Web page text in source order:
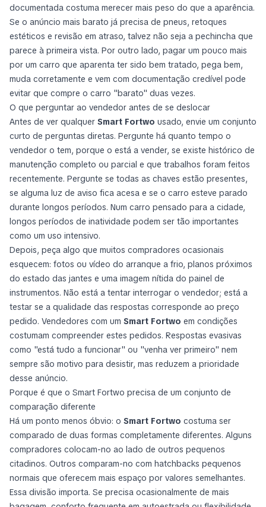
documentada costuma merecer mais peso do que a aparência.
Se o anúncio mais barato já precisa de pneus, retoques
estéticos e revisão em atraso, talvez não seja a pechincha que
parece à primeira vista. Por outro lado, pagar um pouco mais
por um carro que aparenta ter sido bem tratado, pega bem,
muda corretamente e vem com documentação credível pode
evitar que compre o carro "barato" duas vezes.
O que perguntar ao vendedor antes de se deslocar
Antes de ver qualquer Smart Fortwo usado, envie um conjunto
curto de perguntas diretas. Pergunte há quanto tempo o
vendedor o tem, porque o está a vender, se existe histórico de
manutenção completo ou parcial e que trabalhos foram feitos
recentemente. Pergunte se todas as chaves estão presentes,
se alguma luz de aviso fica acesa e se o carro esteve parado
durante longos períodos. Num carro pensado para a cidade,
longos períodos de inatividade podem ser tão importantes
como um uso intensivo.
Depois, peça algo que muitos compradores ocasionais
esquecem: fotos ou vídeo do arranque a frio, planos próximos
do estado das jantes e uma imagem nítida do painel de
instrumentos. Não está a tentar interrogar o vendedor; está a
testar se a qualidade das respostas corresponde ao preço
pedido. Vendedores com um Smart Fortwo em condições
costumam compreender estes pedidos. Respostas evasivas
como "está tudo a funcionar" ou "venha ver primeiro" nem
sempre são motivo para desistir, mas reduzem a prioridade
desse anúncio.
Porque é que o Smart Fortwo precisa de um conjunto de
comparação diferente
Há um ponto menos óbvio: o Smart Fortwo costuma ser
comparado de duas formas completamente diferentes. Alguns
compradores colocam-no ao lado de outros pequenos
citadinos. Outros comparam-no com hatchbacks pequenos
normais que oferecem mais espaço por valores semelhantes.
Essa divisão importa. Se precisa ocasionalmente de mais